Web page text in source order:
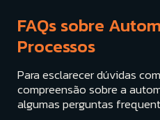
FAQs sobre
Processos
Para esclarecer dúvidas
compreensão sobre a
algumas perguntas